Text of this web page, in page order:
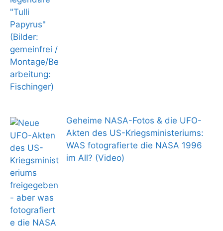
Geheime NASA-Fotos & die UFO-
Akten des US-Kriegsministeriums:
WAS fotografierte die NASA 1996
im All? (Video)